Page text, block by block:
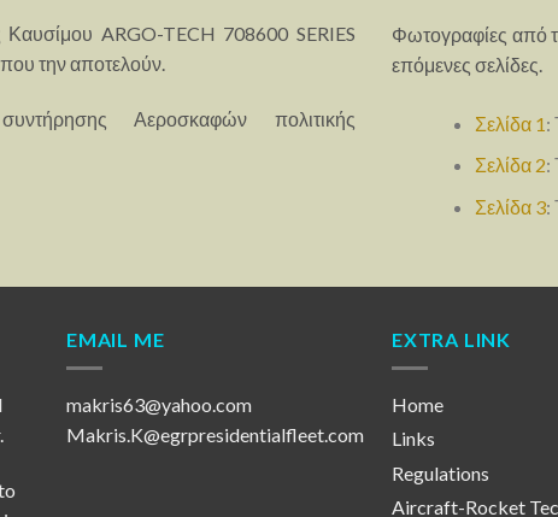
Καυσίμου ARGO-TECH 708600 SERIES
την αποτελούν.
συντήρησης Αεροσκαφών πολιτικής
Φωτογραφίες από
επόμενες σελίδες.
Σελίδα 1:
Σελίδα 2:
Σελίδα 3:
EMAIL ME
makris63@yahoo.com
Makris.K@egrpresidentialfleet.com
EXTRA LINK
Home
Links
Regulations
Aircraft-Rocket